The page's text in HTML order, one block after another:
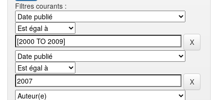
Filtres courants :